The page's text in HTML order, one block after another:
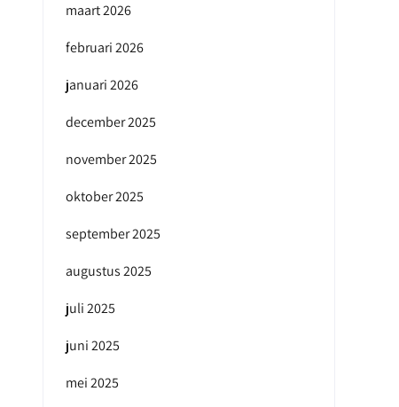
maart 2026
februari 2026
januari 2026
december 2025
november 2025
oktober 2025
september 2025
augustus 2025
juli 2025
juni 2025
mei 2025